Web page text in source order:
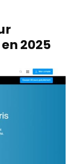
2025